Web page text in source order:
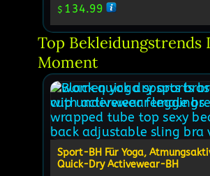
$ 134.99
Top Bekleidungstrends
Moment
Sport-BH Für Yoga,
Quick-Dry Activewear-BH